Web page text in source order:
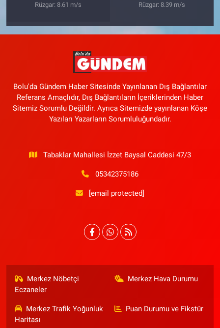
Rüzgar: 8.61 m/s
Rüzgar: 8.39 m/s
Bolu'da Gündem Haber Sitesinde Yayınlanan Dış Bağlantılar
Referans Amaçlıdır, Dış Bağlantıların İçeriklerinden Haber
Sitemiz Sorumlu Değildir. Ayrıca Sitemizde yayınlanan Köşe
Yazıları Yazarların Sorumluluğundadır.
Tabaklar Mahallesi İzzet Baysal Caddesi 47/3
05342375186
[email protected]
Merkez Nöbetçi
Eczaneler
Merkez Hava Durumu
Merkez Trafik Yoğunluk
Haritası
Puan Durumu ve Fikstür